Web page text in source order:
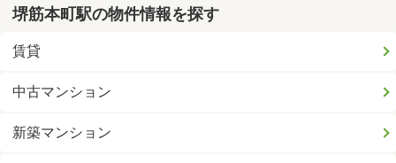
堺筋本町駅の物件情報を探す
賃貸
中古マンション
新築マンション